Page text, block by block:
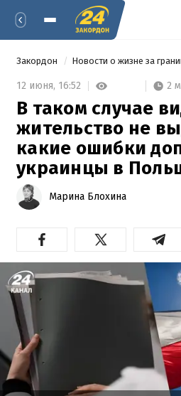
Закордон Новости о жизне за
12 июня, 16:52 2
В таком случае
жительство не
какие ошибки
украинцы в
Марина Блохина